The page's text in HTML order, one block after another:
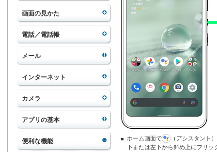
画面の見かた
電話／電話帳
メール
インターネット
カメラ
アプリの基本
便利な機能 ホーム画面で
（アシスタント
下または左下から斜め上にフリッ